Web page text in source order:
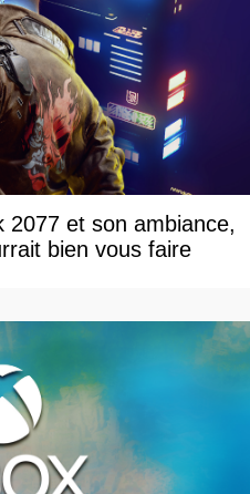
2077 et son ambiance,
bien vous faire